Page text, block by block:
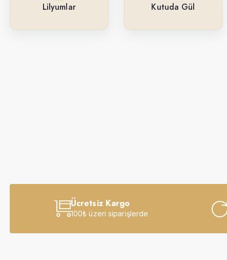
Kutuda Gül
Lilyumlar Kutuda Gül
Ücretsiz Kargo
100₺ üzeri siparişlerde